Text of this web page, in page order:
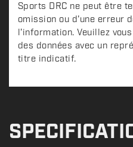
Sports DRC ne peut être
omission ou d'une erreur
l'information. Veuillez
des données avec un
titre indicatif.